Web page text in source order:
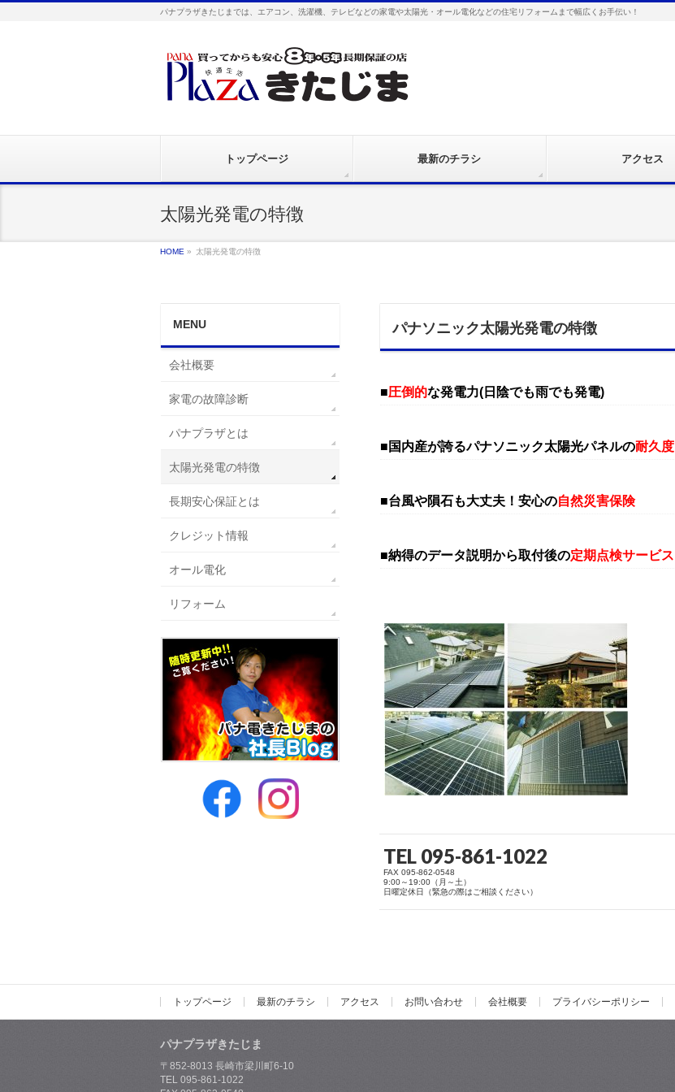
パナプラザきたじまでは、エアコン、洗濯機、テレビなどの家電や太陽光・オール電化などの住宅リフォームまで幅広くお手伝い！
トップページ 最新のチラシ アクセス
太陽光発電の特徴
HOME » 太陽光発電の特徴
パナソニック太陽光発電の特徴
■圧倒的な発電力(日陰でも雨でも発電)
■国内産が誇るパナソニック太陽光パネルの耐久度
■台風や隕石も大丈夫！安心の自然災害保険
■納得のデータ説明から取付後の定期点検サービス
TEL 095-861-1022
FAX 095-862-0548
9:00～19:00（月～土）
日曜定休日（緊急の際はご相談ください）
MENU
会社概要
家電の故障診断
パナプラザとは
太陽光発電の特徴
長期安心保証とは
クレジット情報
オール電化
リフォーム
トップページ 最新のチラシ アクセス お問い合わせ 会社概要 プライバシーポリシー
パナプラザきたじま
〒852-8013 長崎市梁川町6-10
TEL 095-861-1022